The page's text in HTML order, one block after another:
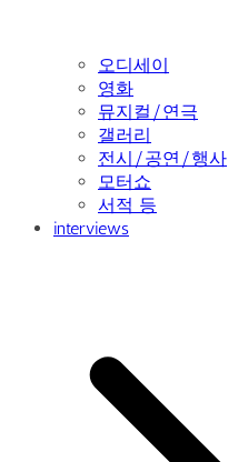
오디세이
영화
뮤지컬/연극
갤러리
전시/공연/행사
모터쇼
서적 등
interviews